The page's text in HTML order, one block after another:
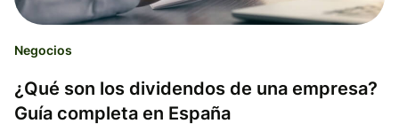
Negocios
¿Qué son los dividendos de una empresa?
Guía completa en España